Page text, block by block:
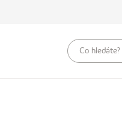
vyhledávací
dotaz